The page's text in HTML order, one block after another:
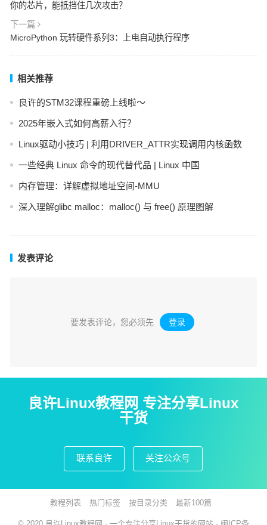
你的芯片，能抵挡住几次攻击？
下一篇
MicroPython 玩转硬件系列3：上电自动执行程序
相关推荐
良许的STM32课程重磅上线啦～
2025年嵌入式如何高薪入行？
Linux驱动小技巧 | 利用DRIVER_ATTR实现调用内核函数
一些经典 Linux 命令的现代替代品 | Linux 中国
内存管理：详解虚拟地址空间-MMU
深入理解glibc malloc：malloc() 与 free() 原理图解
发表评论
要发表评论，您必须先 登录 。
良许Linux教程网 专注分享Linux
干货
联系良许 关注公众号
教程列表 热门标签 按目录分类 最新100篇